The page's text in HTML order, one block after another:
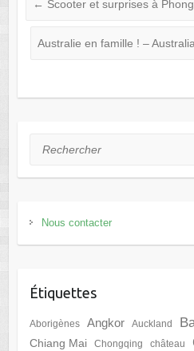
← Scooter et surprises à
Australie en famille ! –
Rechercher
Nous contacter
Étiquettes
Aborigènes Angkor Auckland
Chiang Mai Chongqing château